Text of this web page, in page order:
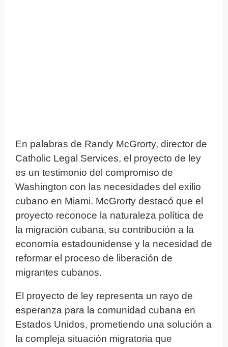
En palabras de Randy McGrorty, director de
Catholic Legal Services, el proyecto de ley
es un testimonio del compromiso de
Washington con las necesidades del exilio
cubano en Miami. McGrorty destacó que el
proyecto reconoce la naturaleza política de
la migración cubana, su contribución a la
economía estadounidense y la necesidad de
reformar el proceso de liberación de
migrantes cubanos.
El proyecto de ley representa un rayo de
esperanza para la comunidad cubana en
Estados Unidos, prometiendo una solución a
la compleja situación migratoria que